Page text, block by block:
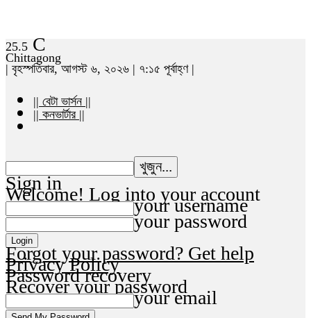
25.5 C
Chittagong
| বৃহস্পতিবার, আগস্ট ৬, ২০২৬ | ৭:১৫ পূর্বাহ্ণ |
|| বেটা ভার্সন ||
|| কনভার্টার ||
Sign in
Welcome! Log into your account
your username
your password
Forgot your password? Get help
Privacy Policy
Password recovery
Recover your password
your email